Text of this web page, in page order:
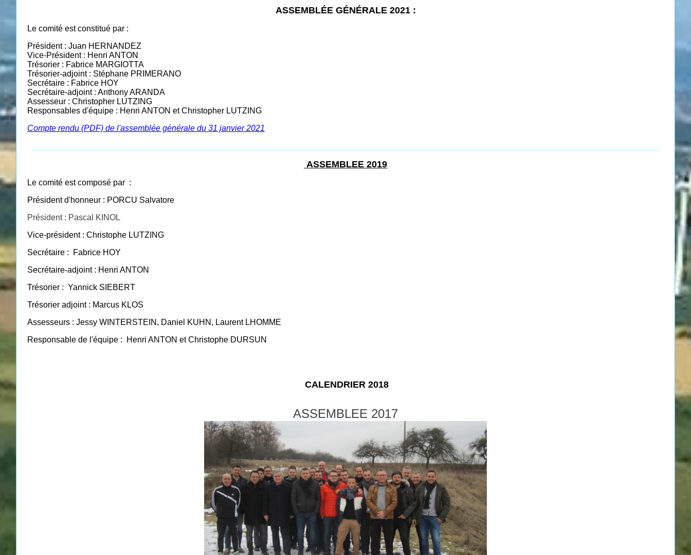
ASSEMBLÉE GÉNÉRALE 2021 :
Le comité est constitué par :
Président : Juan HERNANDEZ
Vice-Président : Henri ANTON
Trésorier : Fabrice MARGIOTTA
Trésorier-adjoint : Stéphane PRIMERANO
Secrétaire : Fabrice HOY
Secrétaire-adjoint : Anthony ARANDA
Assesseur : Christopher LUTZING
Responsables d'équipe : Henri ANTON et Christopher LUTZING
Compte rendu (PDF) de l'assemblée générale du 31 janvier 2021
ASSEMBLEE 2019
Le comité est composé par :
Président d'honneur : PORCU Salvatore
Président : Pascal KINOL
Vice-président : Christophe LUTZING
Secrétaire : Fabrice HOY
Secrétaire-adjoint : Henri ANTON
Trésorier : Yannick SIEBERT
Trésorier adjoint : Marcus KLOS
Assesseurs : Jessy WINTERSTEIN, Daniel KUHN, Laurent LHOMME
Responsable de l'équipe : Henri ANTON et Christophe DURSUN
CALENDRIER 2018
ASSEMBLEE 2017